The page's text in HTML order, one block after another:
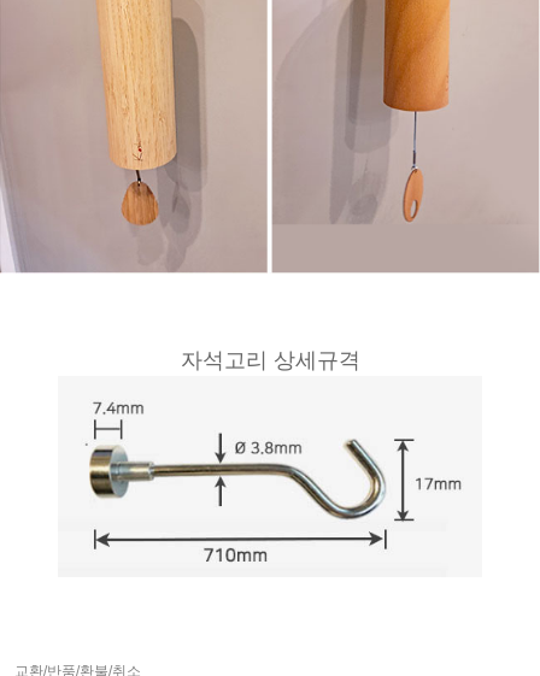
자석고리 상세규격
교환/반품/환불/취소